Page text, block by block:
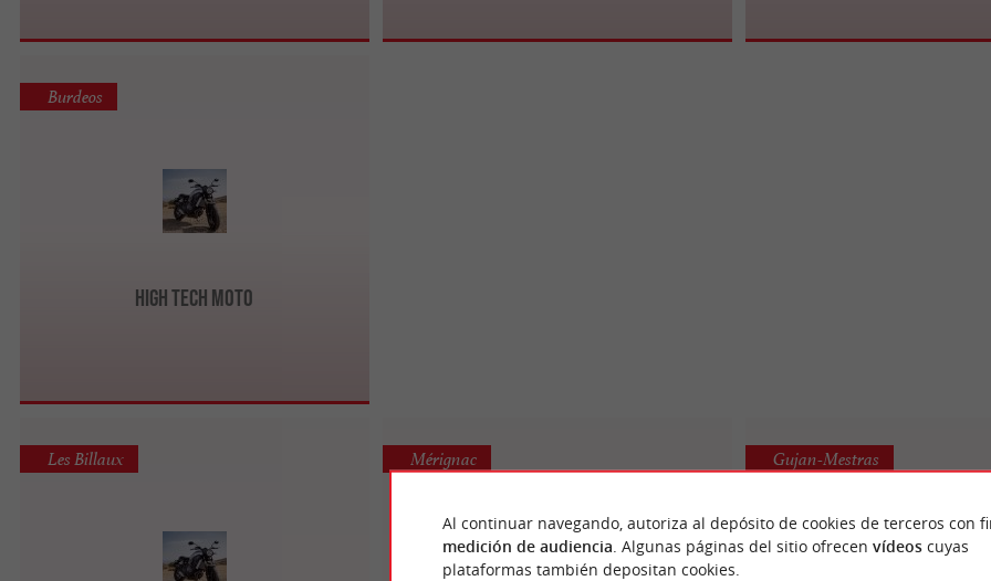
High Tech Moto
Burdeos
Les Billaux Mérignac Gujan-Mestras
Al continuar navegando, autoriza al depósito de cookies de terceros con
medición de audiencia . Algunas páginas del sitio ofrecen vídeoscuyas
plataformas también depositan cookies.